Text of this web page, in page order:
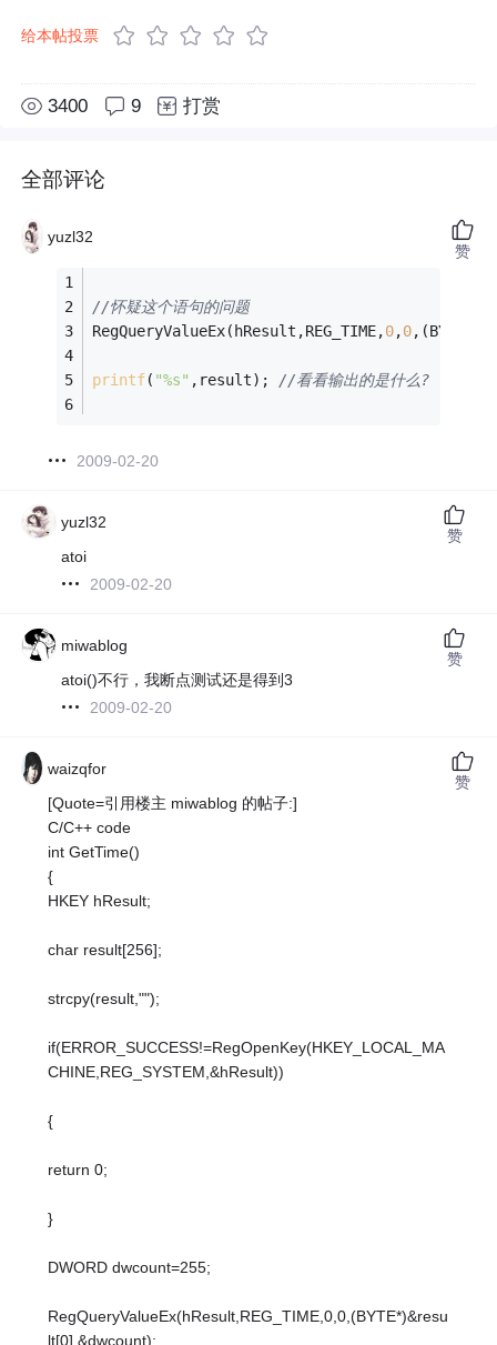
给本帖投票
3400 9 打赏
全部评论
yuzl32
//怀疑这个语句的问题
RegQueryValueEx(hResult,REG_TIME,0,0
printf( "%s" ,result); //看看输出的是什么?
2009-02-20
赞
yuzl32
atoi
2009-02-20
赞
miwablog
atoi()不行，我断点测试还是得到3
2009-02-20
赞
waizqfor
[Quote=引用楼主 miwablog 的帖子:]
C/C++ code
int GetTime()
{
HKEY hResult;
char result[256];
strcpy(result,"");
if(ERROR_SUCCESS!=RegOpenKey(HKEY_LOCAL_MA
CHINE,REG_SYSTEM,&hResult))
{
return 0;
}
DWORD dwcount=255;
RegQueryValueEx(hResult,REG_TIME,0,0,(BYTE*)&resu
lt[0],&dwcount);
赞